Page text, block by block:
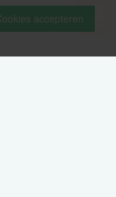
accepteren